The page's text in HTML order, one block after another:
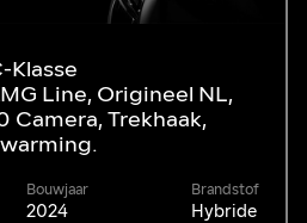
Klasse
Line, Origineel NL,
Camera, Trekhaak,
Bouwjaar
2024
Brandstof
Hybride